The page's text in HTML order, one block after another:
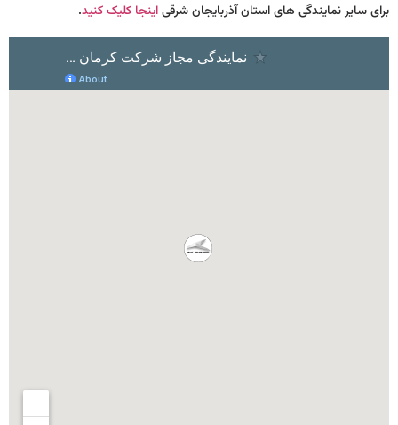
برای سایر نمایندگی های استان آذربایجان شرقیاینجا کلیک کنید.